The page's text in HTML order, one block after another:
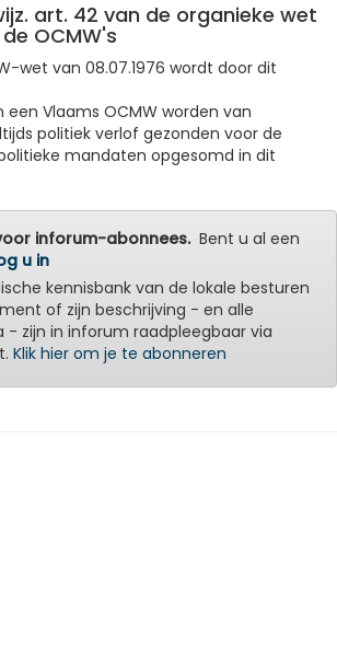
art. 42 van de organieke wet
OCMW's
wet van 08.07.1976 wordt door dit
een Vlaams OCMW worden van
politiek verlof gezonden voor de
mandaten opgesomd in dit
inforum-abonnees.Bent u al een
u in
kennisbank van de lokale besturen
of zijn beschrijving - en alle
- zijn in inforum raadpleegbaar via
Klik hier om je te abonneren